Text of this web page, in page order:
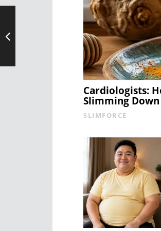
Cardiologists:
Slimming
SLIMFORCE